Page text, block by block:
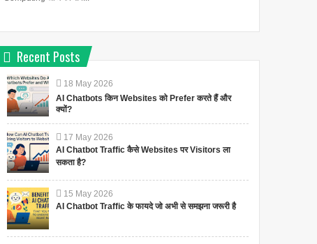
Recent Posts
18 May 2026
AI Chatbots किन Websites को Prefer करते हैं और
क्यों?
17 May 2026
AI Chatbot Traffic कैसे Websites पर Visitors ला
सकता है?
15 May 2026
AI Chatbot Traffic के फायदे जो अभी से समझना जरूरी है